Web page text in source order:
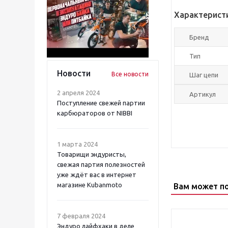
Новости Все новости
2 апреля 2024
Поступление свежей партии
карбюраторов от NIBBI
1 марта 2024
Товарищи эндуристы,
свежая партия полезностей
уже ждёт вас в интернет
магазине Kubanmoto
7 февраля 2024
Эндуро лайфхаки в деле
Бренд
Тип
Шаг цепи
Артикул
Вам может